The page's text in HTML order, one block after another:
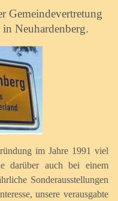
Gemeindevertretung
Neuhardenberg.
im Jahre 1991 viel
darüber auch bei einem
Sonderausstellungen
unsere verausgabte